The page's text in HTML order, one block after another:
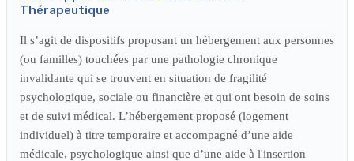
Thérapeutique
Il s’agit de dispositifs proposant un hébergement aux personnes
(ou familles) touchées par une pathologie chronique
invalidante qui se trouvent en situation de fragilité
psychologique, sociale ou financière et qui ont besoin de soins
et de suivi médical. L’hébergement proposé (logement
individuel) à titre temporaire et accompagné d’une aide
médicale, psychologique ainsi que d’une aide à l'insertion